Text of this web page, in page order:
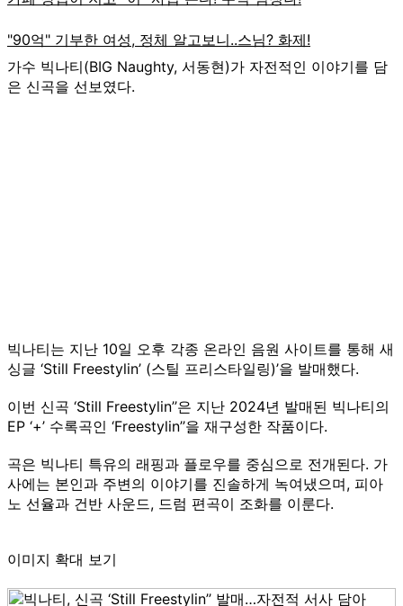
가수 빅나티(BIG Naughty, 서동현)가 자전적인 이야기를 담
은 신곡을 선보였다.
빅나티는 지난 10일 오후 각종 온라인 음원 사이트를 통해 새
싱글 ‘Still Freestylin’ (스틸 프리스타일링)’을 발매했다.
이번 신곡 ‘Still Freestylin’’은 지난 2024년 발매된 빅나티의
EP ‘+’ 수록곡인 ‘Freestylin’’을 재구성한 작품이다.
곡은 빅나티 특유의 래핑과 플로우를 중심으로 전개된다. 가
사에는 본인과 주변의 이야기를 진솔하게 녹여냈으며, 피아
노 선율과 건반 사운드, 드럼 편곡이 조화를 이룬다.
이미지 확대 보기